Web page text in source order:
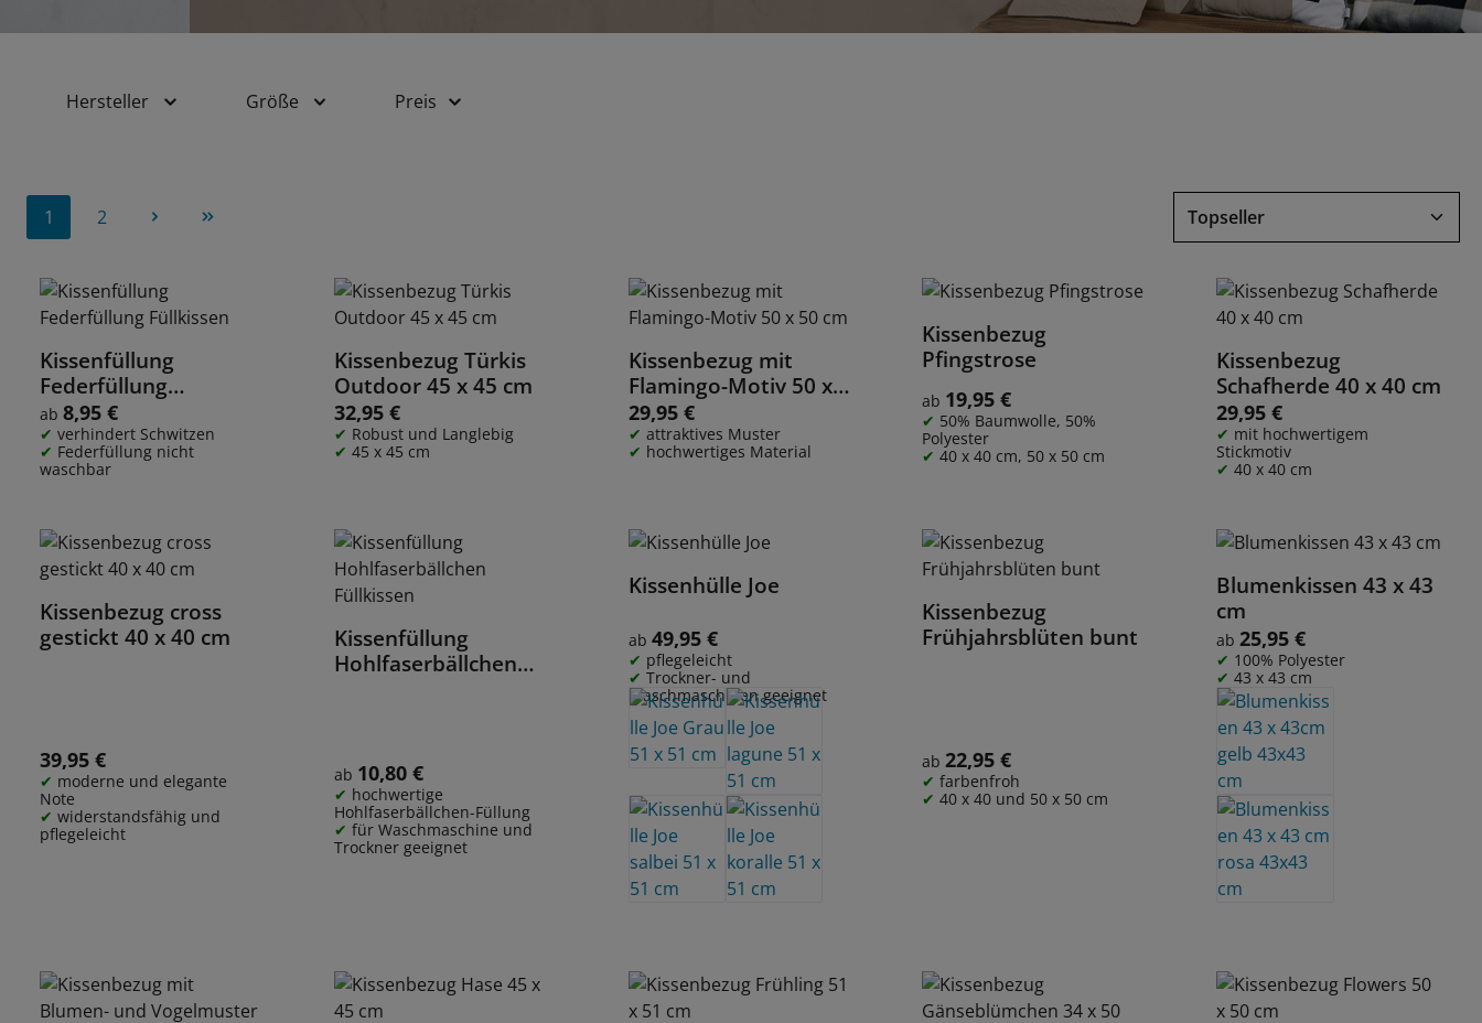
Hersteller Größe Preis
Seite
1 Seite
2
Details
Kissenfüllung
Federfüllung
Füllkissen
Regulärer Preis:
ab 8,95 €
verhindert Schwitzen
Federfüllung nicht
waschbar
Details
Kissenbezug Türkis
Outdoor 45 x 45 cm
Regulärer Preis:
32,95 €
Robust und Langlebig
45 x 45 cm
Details
Kissenbezug mit
Flamingo-Motiv 50 x
50 cm
Regulärer Preis:
29,95 €
attraktives Muster
hochwertiges Material
Details
Kissenbezug
Pfingstrose
Regulärer Preis:
ab 19,95 €
50% Baumwolle, 50%
Polyester
40 x 40 cm, 50 x 50 cm
Details
Kissenbezug
Schafherde 40 x 40 cm
Regulärer Preis:
29,95 €
mit hochwertigem
Stickmotiv
40 x 40 cm
Details
Kissenbezug cross
gestickt 40 x 40 cm
Regulärer Preis:
39,95 €
moderne und elegante
Note
widerstandsfähig und
pflegeleicht
Details
Kissenfüllung
Hohlfaserbällchen
Regulärer Preis:
ab 10,80 €
hochwertige
Hohlfaserbällchen-Füllung
für Waschmaschine und
Trockner geeignet
Details
Kissenhülle Joe
Regulärer Preis:
ab 49,95 €
pflegeleicht
Trockner- und
Waschmaschinen geeignet
Details
Kissenbezug
Frühjahrsblüten bunt
Regulärer Preis:
ab22,95 €
farbenfroh
40 x 40 und 50 x 50 cm
Blumenkissen 43 x 43
cm
Regulärer Preis:
ab25,95 €
100% Polyester
43 x 43 cm